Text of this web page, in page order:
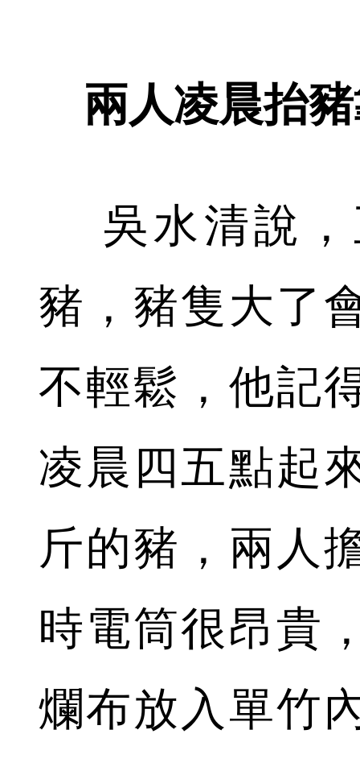
兩人凌晨抬豬
吳水清說，
豬，豬隻大了
不輕鬆，他記
凌晨四五點起
斤的豬，兩人
時電筒很昂貴
爛布放入單竹